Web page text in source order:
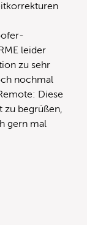
leider
zu sehr
nochmal
Diese
zu begrüßen,
gern mal